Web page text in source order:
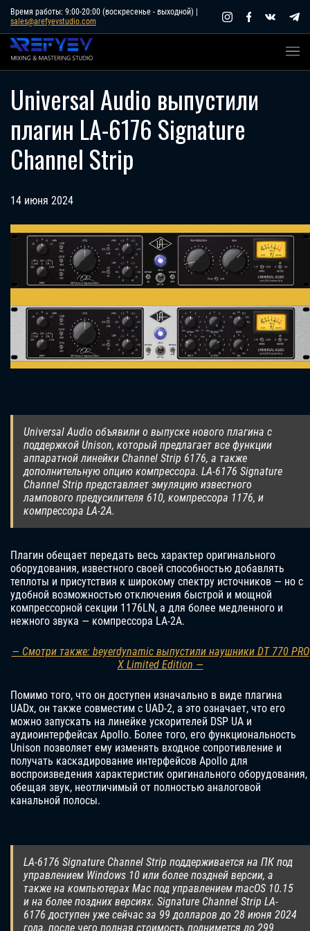
Skip
content
Время работы: 9:00-20:00 (воскресенье - выходной) |
sales@arefyevstudio.com
Universal Audio выпустили
плагин LA-6176 Signature
Channel Strip
14 июня 2024
Universal Audio объявили о выпуске нового плагина с
поддержкой Unison, который предлагает все функции
аппаратной линейки Channel Strip 6176, а также
дополнительную опцию компрессора. LA-6176 Signature
Channel Strip представляет эмуляцию известного
лампового предусилителя 610, компрессора 1176, и
компрессора LA-2A.
Плагин обещает передать весь характер оригинального
оборудования, известного своей способностью добавлять
теплоты и присутствия к широкому спектру источников — но с
удобной возможностью отключения быстрой и мощной
компрессорной секции 1176LN, а для более медленного и
нежного звука — компрессора LA-2A.
— Смотри также: beyerdynamic выпустили наушники DT 770 PRO
X Limited Edition —
Помимо того, что он доступен изначально в виде плагина
UADx, он также совместим с UAD-2, а это означает, что его
можно запускать на линейке ускорителей DSP UA и
аудиоинтерфейсах Apollo. Более того, его функциональность
Unison позволяет ему изменять входное сопротивление и
получать каскадирование интерфейсов Apollo для
воспроизведения характеристик оригинального оборудования,
обещая звук, неотличимый от полностью аналоговой
канальной полосы.
LA-6176 Signature Channel Strip поддерживается на ПК под
управлением Windows 10 или более поздней версии, а
также на компьютерах Mac под управлением macOS 10.15
и на более поздних версиях. Signature Channel Strip LA-
6176 доступен уже сейчас за 99 долларов до 28 июня 2024
года, после чего полная стоимость поднимется до 299